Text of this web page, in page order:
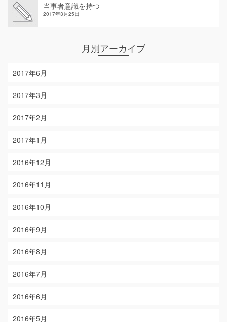
当事者意識を持つ
2017年3月25日
月別アーカイブ
2017年6月
2017年3月
2017年2月
2017年1月
2016年12月
2016年11月
2016年10月
2016年9月
2016年8月
2016年7月
2016年6月
2016年5月